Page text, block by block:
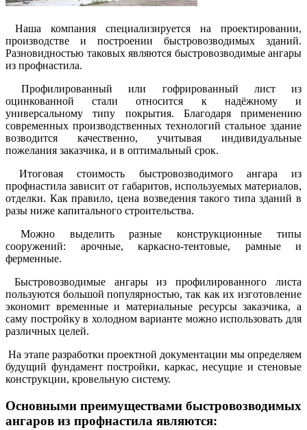
Наша компания специализируется на проектировании,
производстве и построении быстровозводимых зданий.
Разновидностью таковых являются быстровозводимые ангары
из профнастила.
Профилированный или гофрированный лист из
оцинкованной стали относится к надёжному и
универсальному типу покрытия. Благодаря применению
современных производственных технологий стальное здание
возводится качественно, учитывая индивидуальные
пожелания заказчика, и в оптимальный срок.
Итоговая стоимость быстровозводимого ангара из
профнастила зависит от габаритов, используемых материалов,
отделки. Как правило, цена возведения такого типа зданий в
разы ниже капитального строительства.
Можно выделить разные конструкционные типы
сооружений: арочные, каркасно-тентовые, рамные и
ферменные.
Быстровозводимые ангары из профилированного листа
пользуются большой популярностью, так как их изготовление
экономит временные и материальные ресурсы заказчика, а
саму постройку в холодном варианте можно использовать для
различных целей.
На этапе разработки проектной документации мы определяем
будущий фундамент постройки, каркас, несущие и стеновые
конструкции, кровельную систему.
Основными преимуществами быстровозводимых
ангаров из профнастила являются: